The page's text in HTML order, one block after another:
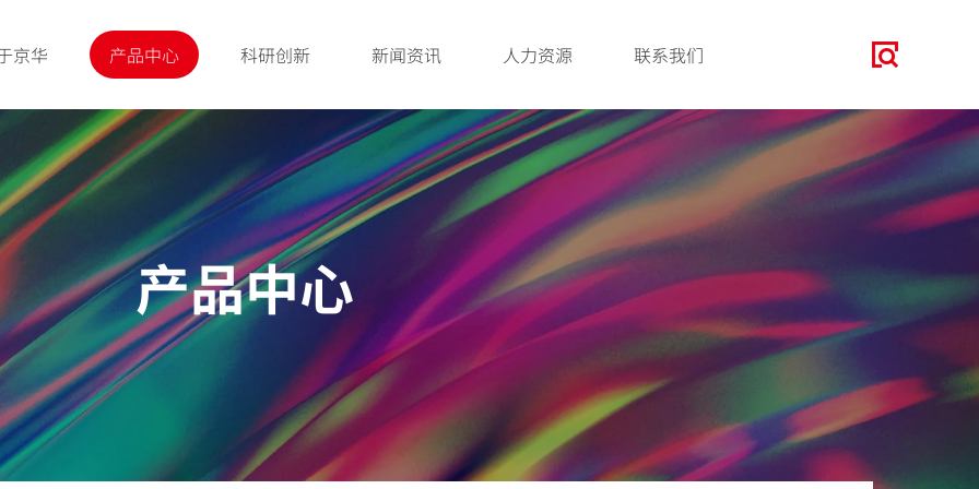
京华 产品中心 科研创新 新闻资讯 人力资源 联系我们
产品中心